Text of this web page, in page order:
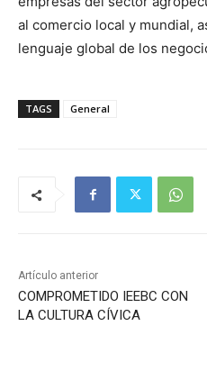
al comercio local y mundial,
lenguaje global de los
TAGS General
Artículo anterior
COMPROMETIDO IEEBC CON
LA CULTURA CÍVICA